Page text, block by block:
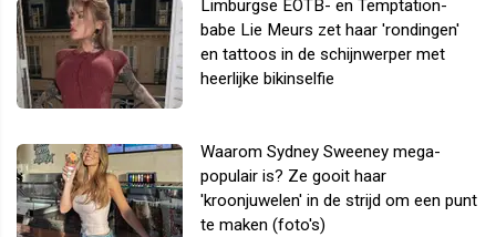
Limburgse EOTB- en Temptation-
babe Lie Meurs zet haar 'rondingen'
en tattoos in de schijnwerper met
heerlijke bikinselfie
Waarom Sydney Sweeney mega-
populair is? Ze gooit haar
'kroonjuwelen' in de strijd om een punt
te maken (foto's)